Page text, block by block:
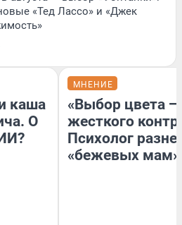
«Тед Лассо» и «Джек
каша
О
МНЕНИЕ
«Выбор цвета —
жесткого
Психолог
«бежевых мам»